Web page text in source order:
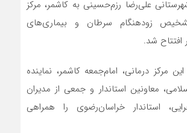
علی‌رضا رزم‌حسینی به کاشمر، مرکز
زودهنگام سرطان و بیماری‌های
افتتاح شد.
مرکز درمانی، امام‌جمعه کاشمر، نماینده
معاونین استاندار و جمعی از مدیران
استاندار خراسان‌رضوی را همراهی